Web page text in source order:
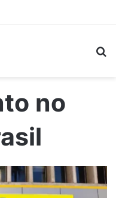
Petrobras
no